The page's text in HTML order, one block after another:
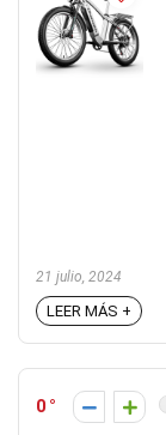
21 julio, 2024
LEER MÁS +
0